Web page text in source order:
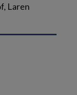
Laren